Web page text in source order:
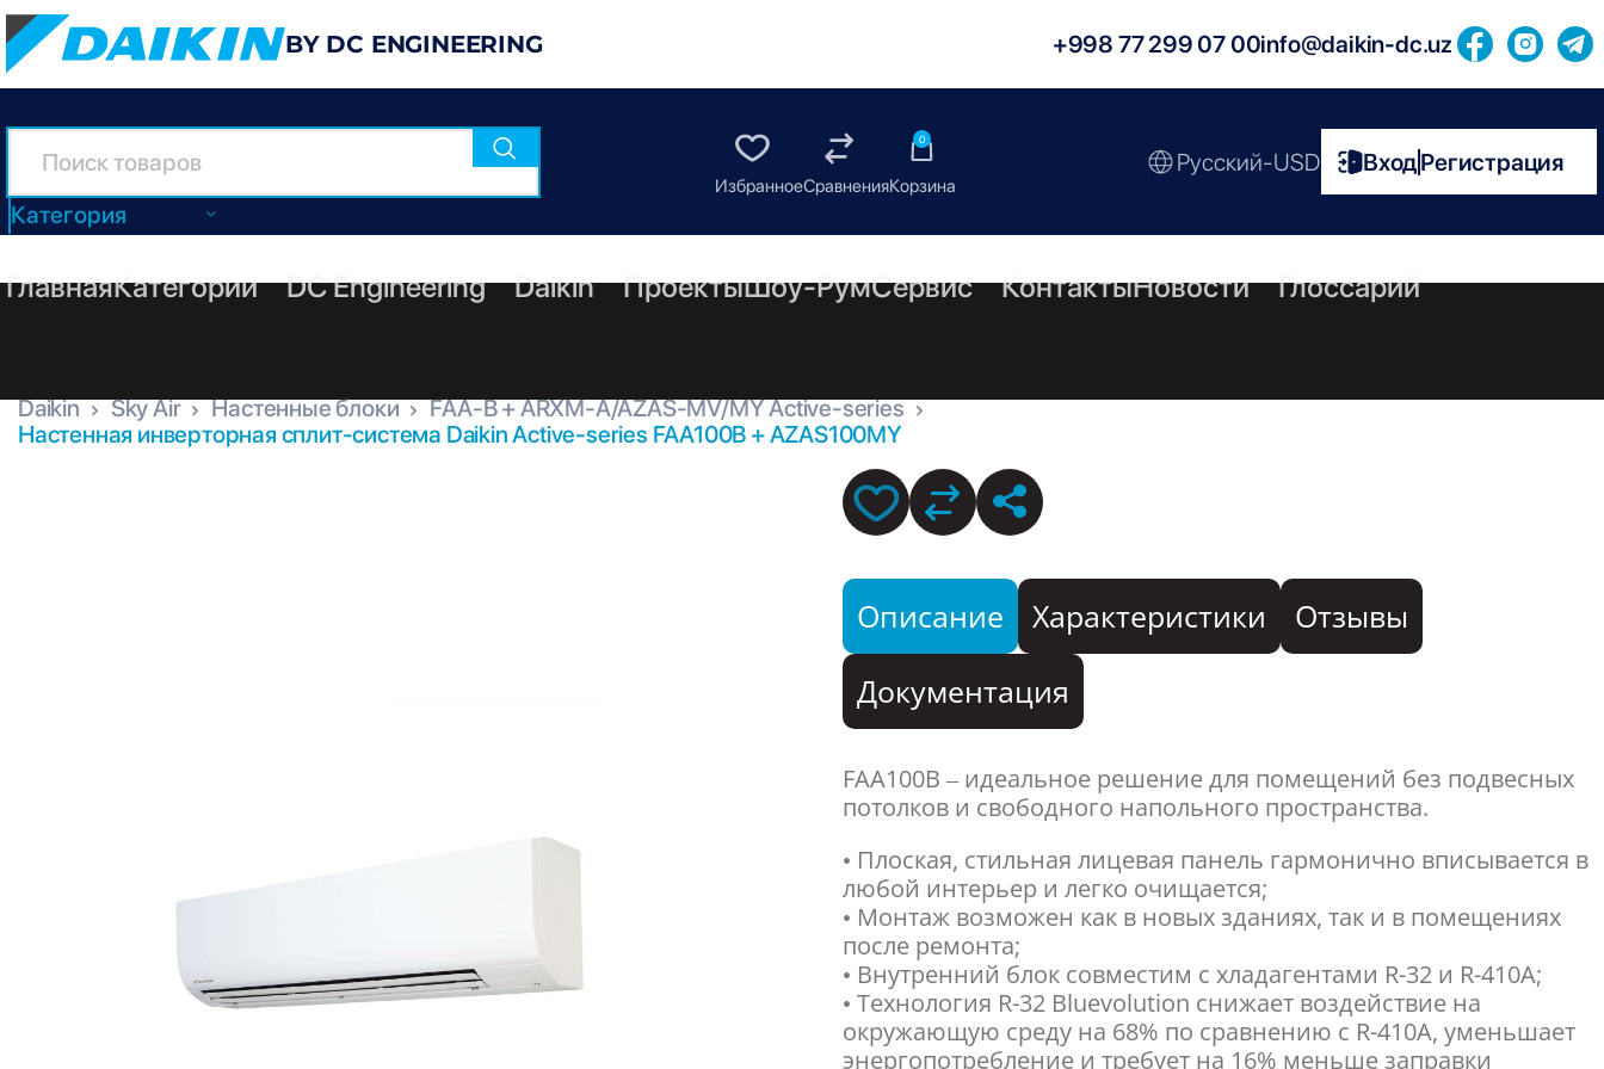
BY DC ENGINEERING +998 77 299 07 00info@daikin-dc.uz
Категория
0
Русский-USD ВходРегистрация
ГлавнаяКатегории DC Engineering Daikin ПроектыШоу-РумСервис КонтактыНовости Глоссарий
Daikin Sky Air Настенные блоки
FAA-B + ARXM-A/AZAS-MV/MY Active-series
Настенная инверторная сплит-система Daikin Active-series FAA100B + AZAS100MY
Описание Характеристики
Отзывы
Документация
FAA100B – идеальное решение для помещений без подвесных
потолков и свободного напольного пространства.
• Плоская, стильная лицевая панель гармонично вписывается в
любой интерьер и легко очищается;
• Монтаж возможен как в новых зданиях, так и в помещениях
после ремонта;
• Внутренний блок совместим с хладагентами R-32 и R-410A;
• Технология R-32 Bluevolution снижает воздействие на
окружающую среду на 68% по сравнению с R-410A, уменьшает
энергопотребление и требует на 16% меньше заправки